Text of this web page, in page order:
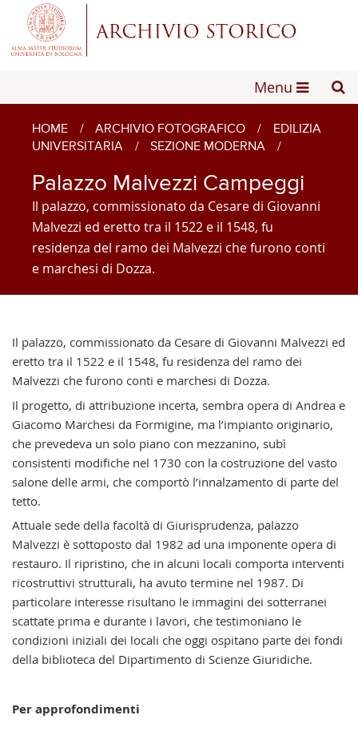
Menu
HOME / ARCHIVIO FOTOGRAFICO /
EDILIZIA
UNIVERSITARIA
/ SEZIONE MODERNA /
Palazzo Malvezzi Campeggi
Il palazzo, commissionato da Cesare di Giovanni
Malvezzi ed eretto tra il 1522 e il 1548, fu
residenza del ramo dei Malvezzi che furono conti
e marchesi di Dozza.
Il palazzo, commissionato da Cesare di Giovanni Malvezzi ed
eretto tra il 1522 e il 1548, fu residenza del ramo dei
Malvezzi che furono conti e marchesi di Dozza.
Il progetto, di attribuzione incerta, sembra opera di Andrea e
Giacomo Marchesi da Formigine, ma l’impianto originario,
che prevedeva un solo piano con mezzanino, subì
consistenti modifiche nel 1730 con la costruzione del vasto
salone delle armi, che comportò l’innalzamento di parte del
tetto.
Attuale sede della facoltà di Giurisprudenza, palazzo
Malvezzi è sottoposto dal 1982 ad una imponente opera di
restauro. Il ripristino, che in alcuni locali comporta interventi
ricostruttivi strutturali, ha avuto termine nel 1987. Di
particolare interesse risultano le immagini dei sotterranei
scattate prima e durante i lavori, che testimoniano le
condizioni iniziali dei locali che oggi ospitano parte dei fondi
della biblioteca del Dipartimento di Scienze Giuridiche.
Per approfondimenti